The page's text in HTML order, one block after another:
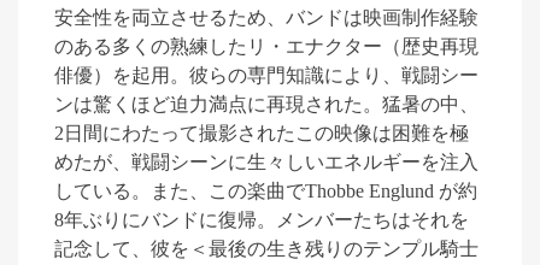
安全性を両立させるため、バンドは映画制作経験
のある多くの熟練したリ・エナクター（歴史再現
俳優）を起用。彼らの専門知識により、戦闘シー
ンは驚くほど迫力満点に再現された。猛暑の中、
2 日間にわたって撮影されたこの映像は困難を極
めたが、戦闘シーンに生々しいエネルギーを注入
している。
また、この楽曲でThobbe Englund が約
8年ぶりにバンドに復帰。メンバーたちはそれを
記念して、彼を＜最後の生き残りのテンプル騎士